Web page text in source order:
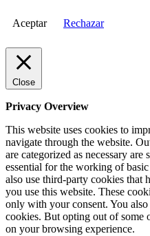
Aceptar Rechazar
Close
Privacy Overview
This website uses cookies to
navigate through the website.
are categorized as necessary
essential for the working of
also use third-party cookies that
you use this website. These
only with your consent. You
cookies. But opting out of some
on your browsing experience.